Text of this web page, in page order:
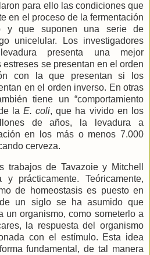
para ello las condiciones que
en el proceso de la fermentación
y que suponen una serie de
unicelular. Los investigadores
presenta una mejor
se presentan en el orden
con la que presentan si los
en el orden inverso. En otras
tiene un “comportamiento
la E. coli, que ha vivido en los
de años, la levadura a
en los más o menos 7.000
cerveza.
trabajos de Tavazoie y Mitchell
y prácticamente. Teóricamente,
de homeostasis es puesto en
un siglo se ha asumido que
un organismo, como someterlo a
la respuesta del organismo
con el estímulo. Esta idea
fundamental, de tal manera